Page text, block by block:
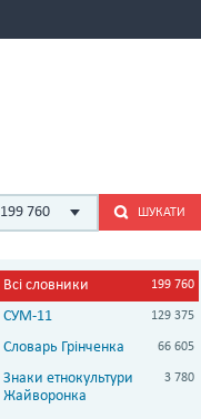
199 760 ШУКАТИ
Всі словники 199 760
СУМ-11 129 375
Словарь Грінченка 66 605
Знаки етнокультури
Жайворонка
3 780